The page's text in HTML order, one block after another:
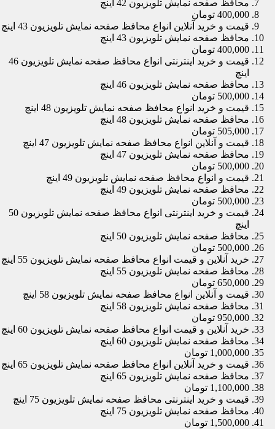
محافظ صفحه نمایش تلویزیون 42 اینچ
400,000 تومان
قیمت و خرید آنلاین انواع محافظ صفحه نمایش تلویزیون 43 اینچ
محافظ صفحه نمایش تلویزیون 43 اینچ
400,000 تومان
قیمت و خرید اینترنتی انواع محافظ صفحه نمایش تلویزیون 46
اینچ
محافظ صفحه نمایش تلویزیون 46 اینچ
500,000 تومان
قیمت و خرید انواع محافظ صفحه نمایش تلویزیون 48 اینچ
محافظ صفحه نمایش تلویزیون 48 اینچ
505,000 تومان
قیمت و آنلاین انواع محافظ صفحه نمایش تلویزیون 47 اینچ
محافظ صفحه نمایش تلویزیون 47 اینچ
500,000 تومان
قیمت و انواع محافظ صفحه نمایش تلویزیون 49 اینچ
محافظ صفحه نمایش تلویزیون 49 اینچ
500,000 تومان
قیمت و خرید اینترنتی انواع محافظ صفحه نمایش تلویزیون 50
اینچ
محافظ صفحه نمایش تلویزیون 50 اینچ
500,000 تومان
خرید آنلاین و قیمت انواع محافظ صفحه نمایش تلویزیون 55 اینچ
محافظ صفحه نمایش تلویزیون 55 اینچ
650,000 تومان
قیمت و آنلاین انواع محافظ صفحه نمایش تلویزیون 58 اینچ
محافظ صفحه نمایش تلویزیون 58 اینچ
950,000 تومان
خرید آنلاین و قیمت انواع محافظ صفحه نمایش تلویزیون 60 اینچ
محافظ صفحه نمایش تلویزیون 60 اینچ
1,000,000 تومان
قیمت و خرید آنلاین انواع محافظ صفحه نمایش تلویزیون 65 اینچ
محافظ صفحه نمایش تلویزیون 65 اینچ
1,100,000 تومان
قیمت و خرید اینترنتی محافظ صفحه نمایش تلویزیون 75 اینچ
محافظ صفحه نمایش تلویزیون 75 اینچ
1,500,000 تومان